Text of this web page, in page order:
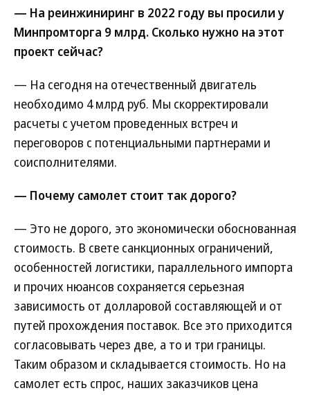
— На реинжиниринг в 2022 году вы просили у
Минпромторга 9 млрд. Сколько нужно на этот
проект сейчас?
— На сегодня на отечественный двигатель
необходимо 4 млрд руб. Мы скорректировали
расчеты с учетом проведенных встреч и
переговоров с потенциальными партнерами и
соисполнителями.
— Почему самолет стоит так дорого?
— Это не дорого, это экономически обоснованная
стоимость. В свете санкционных ограничений,
особенностей логистики, параллельного импорта
и прочих нюансов сохраняется серьезная
зависимость от долларовой составляющей и от
путей прохождения поставок. Все это приходится
согласовывать через две, а то и три границы.
Таким образом и складывается стоимость. Но на
самолет есть спрос, наших заказчиков цена